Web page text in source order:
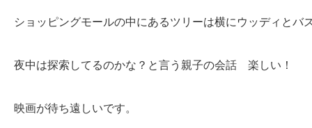
ショッピングモールの中にあるツリーは横にウッディとバ
夜中は探索してるのかな？と言う親子の会話 楽しい！
映画が待ち遠しいです。